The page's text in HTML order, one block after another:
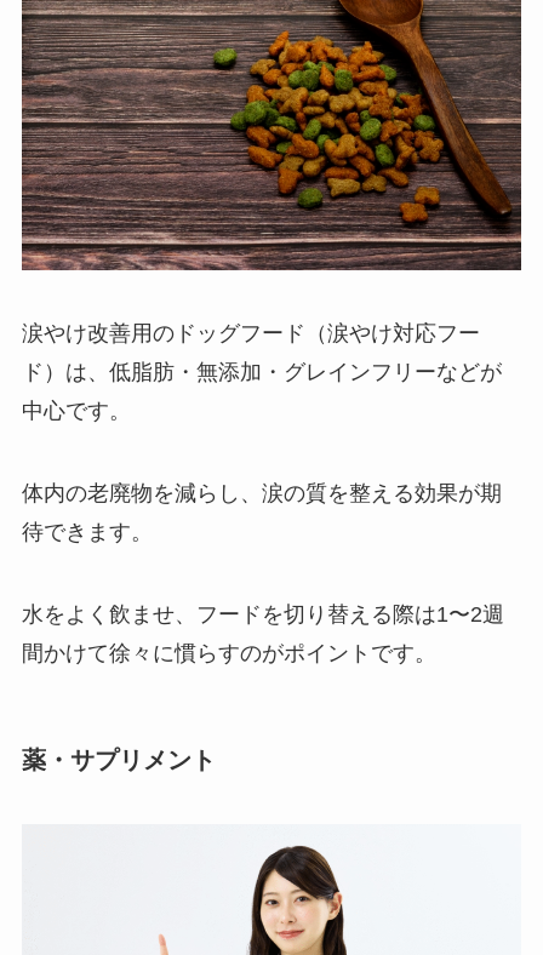
涙やけ改善用のドッグフード（涙やけ対応フー
ド）は、低脂肪・無添加・グレインフリーなどが
中心です。
体内の老廃物を減らし、涙の質を整える効果が期
待できます。
水をよく飲ませ、フードを切り替える際は1〜2週
間かけて徐々に慣らすのがポイントです。
薬・サプリメント